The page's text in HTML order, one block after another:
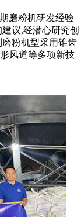
磨粉机研发经验
议,经潜心研究创
粉机型采用锥齿
风道等多项新技